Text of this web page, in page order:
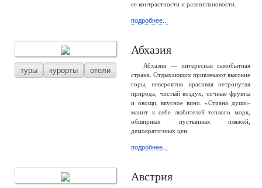
ее контрастности и разноплановости.
подробнее...
туры курорты отели
Абхазия
Абхазия — интересная самобытная
страна. Отдыхающих привлекают высокие
горы, невероятно красивая нетронутая
природа, чистый воздух, сочные фрукты
и овощи, вкусное вино. «Страна души»
манит к себе любителей теплого моря,
обширных пустынных пляжей,
демократичных цен.
подробнее...
Австрия